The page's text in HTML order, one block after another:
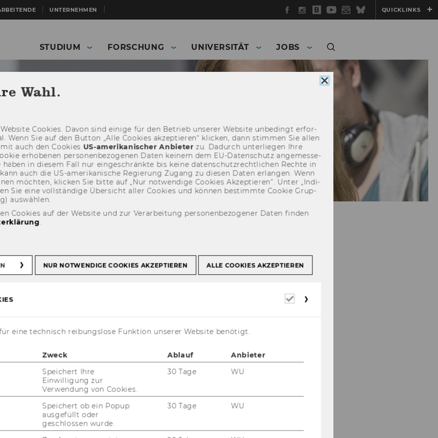
UNTERNEHMEN Facebook
Instagram
WU
Blog
YouTube
Newsletter
BlueskyQUICKLINKS
STUDIUM FORSCHUNG UNIVERSITÄT JOBS
- Enterprise and Resource Management
and Scheduling (APS)
and
die über jene von ERP-​Systemen hin­
Cookie
Wahl.
Coo­kies. Davon sind ei­ni­ge für den Be­trieb un­se­rer Web­site un­be­dingt er­for­
Wenn Sie auf den But­ton „Alle Coo­kies ak­zep­tie­ren“ kli­cken, dann stim­men Sie allen
auch den Coo­kies US-​amerikanischer An­bie­terzu. Da­durch un­ter­lie­gen Ihre
er­ho­be­nen per­so­nen­be­zo­ge­nen Daten kei­nem dem EU-​Datenschutz an­ge­mes­se­
haben in die­sem Fall nur ein­ge­schränk­te bis keine da­ten­schutz­recht­li­chen Rech­te in
auch die US-​amerikanische Re­gie­rung Zu­gang zu die­sen Daten er­lan­gen. Wenn
möch­ten, kli­cken Sie bitte auf „Nur not­wen­di­ge Coo­kies Ak­zep­tie­ren“. Unter „In­di­
Sie eine voll­stän­di­ge Über­sicht aller Coo­kies und kön­nen be­stimm­te Coo­kie Grup­
aus­wäh­len.
Cookies auf der Website und zur Verarbeitung personenbezogener Daten finden
.
NUR NOTWENDIGE COOKIES AKZEPTIEREN ALLE COOKIES AKZEPTIEREN
Erforderliche
eine technisch reibungslose Funktion unserer Website benötigt.
Zweck Ablauf
Anbieter
Speichert Ihre
Einwilligung zur
Verwendung von Cookies.
30 Tage WU
Speichert ob ein Popup
ausgefüllt oder
geschlossen wurde.
30 Tage WU